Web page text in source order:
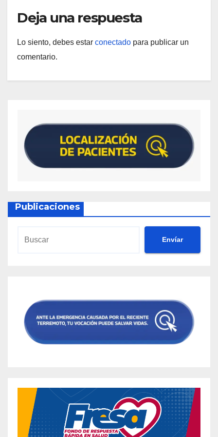
Deja una respuesta
Lo siento, debes estar conectado para publicar un
comentario.
Publicaciones
Envíar